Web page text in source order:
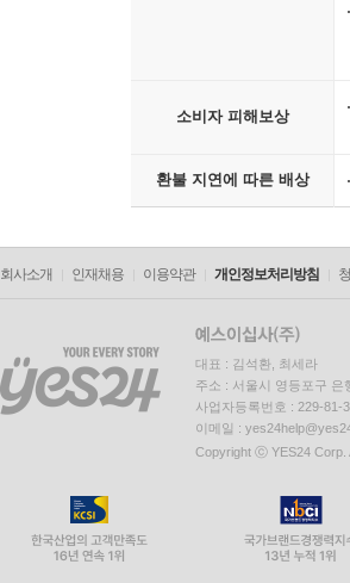
소비자 피해보상
환불 지연에 따른 배상
회사소개 인재채용 이용약관 개인정보처리방침
대표 : 김석환, 최세라
주소 : 서울시 영등포구
사업자등록번호 : 229-
이메일 :
Copyright ⓒ YES24 Corp.